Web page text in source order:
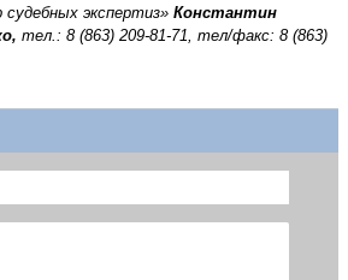
экспертиз» Константин
тел.: 8 (863) 209-81-71, тел/факс: 8 (863)